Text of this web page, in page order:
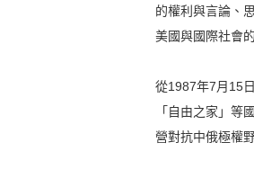
的權利與言論、
美國與國際社會
從1987年7月15
「自由之家」等
營對抗中俄極權